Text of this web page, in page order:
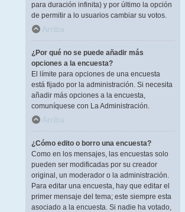
para duración infinita) y por último la opción
de permitir a lo usuarios cambiar su votos.
Arriba
¿Por qué no se puede añadir más
opciones a la encuesta?
El límite para opciones de una encuesta
está fijado por la administración. Si necesita
añadir más opciones a la encuesta,
comuníquese con La Administración.
Arriba
¿Cómo edito o borro una encuesta?
Como en los mensajes, las encuestas solo
pueden ser modificadas por su creador
original, un moderador o la administración.
Para editar una encuesta, hay que editar el
primer mensaje del tema; este siempre esta
asociado a la encuesta. Si nadie ha votado,